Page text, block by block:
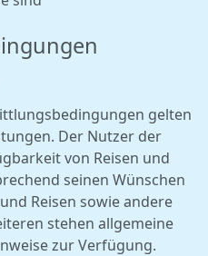
gelten
Der Nutzer der
von Reisen und
seinen Wünschen
Reisen sowie andere
stehen allgemeine
zur Verfügung.